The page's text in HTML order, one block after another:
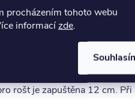
procházením tohoto webu
informacízde.
čelo je tvořeno
rošt je zapuštěna 12 cm.